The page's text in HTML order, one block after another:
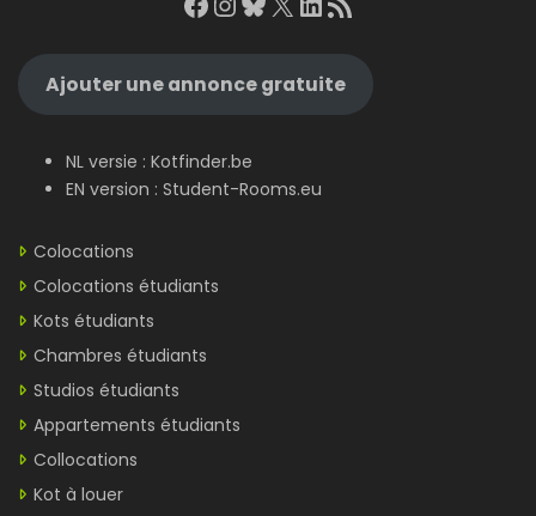
Ajouter une annonce gratuite
NL versie : Kotfinder.be
EN version : Student-Rooms.eu
Colocations
Colocations étudiants
Kots étudiants
Chambres étudiants
Studios étudiants
Appartements étudiants
Collocations
Kot à louer